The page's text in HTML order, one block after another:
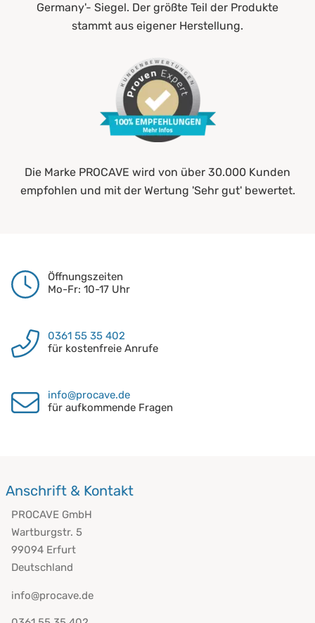
Germany'- Siegel. Der größte Teil der Produkte
stammt aus eigener Herstellung.
Die Marke PROCAVE wird von über 30.000 Kunden
empfohlen und mit der Wertung 'Sehr gut' bewertet.
Öffnungszeiten
Mo-Fr: 10-17 Uhr
0361 55 35 402
für kostenfreie Anrufe
info@procave.de
für aufkommende Fragen
Anschrift & Kontakt
PROCAVE GmbH
Wartburgstr. 5
99094 Erfurt
Deutschland
info@procave.de